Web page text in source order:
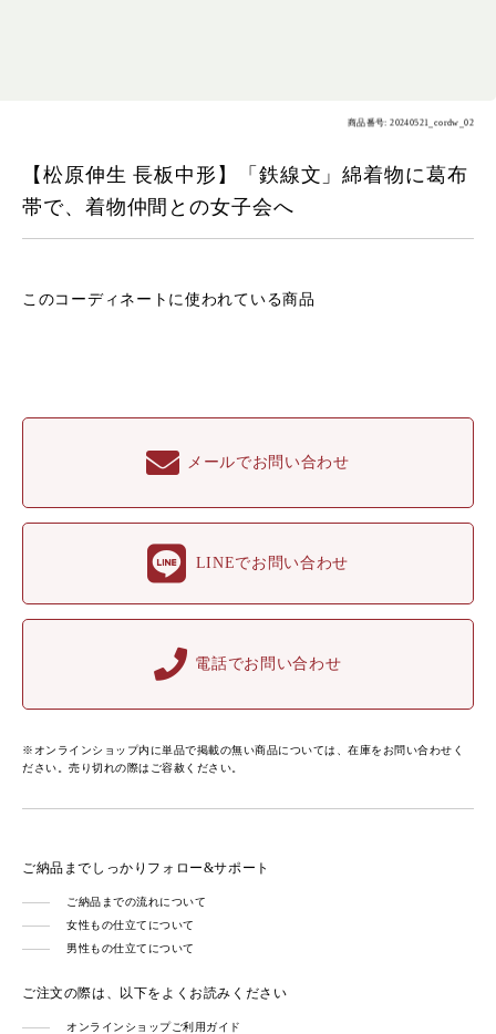
商品番号: 20240521_cordw_02
【松原伸生 長板中形】「鉄線文」綿着物に葛布
帯で、着物仲間との女子会へ
このコーディネートに使われている商品
メールでお問い合わせ
LINEでお問い合わせ
電話でお問い合わせ
※オンラインショップ内に単品で掲載の無い商品については、在庫をお問い合わせく
ださい。売り切れの際はご容赦ください。
ご納品までしっかりフォロー&サポート
ご納品までの流れについて
女性もの仕立てについて
男性もの仕立てについて
ご注文の際は、以下をよくお読みください
オンラインショップご利用ガイド